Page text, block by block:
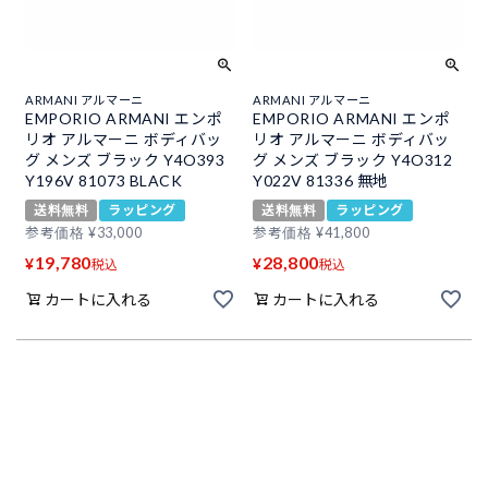
ARMANI アルマーニ
EMPORIO ARMANI エンポ
リオ アルマーニ ボディバッ
グ メンズ ブラック Y4O393
Y196V 81073 BLACK
送料無料
ラッピング
参考価格 ¥33,000
¥19,780税込
カートに入れる
ARMANI アルマーニ
EMPORIO ARMANI エンポ
リオ アルマーニ ボディバッ
グ メンズ ブラック Y4O312
Y022V 81336 無地
送料無料
ラッピング
参考価格 ¥41,800
¥28,800税込
カートに入れる